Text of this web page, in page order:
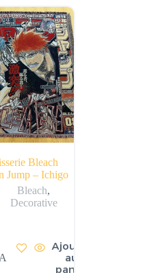
Bleach
Jump – Ichigo
Bleach,
Decorative
Ajouter
au
panier